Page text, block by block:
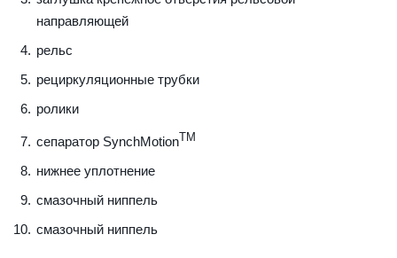
направляющей
рельс
рециркуляционные трубки
ролики
сепаратор SynchMotion TM
нижнее уплотнение
смазочный ниппель
смазочный ниппель